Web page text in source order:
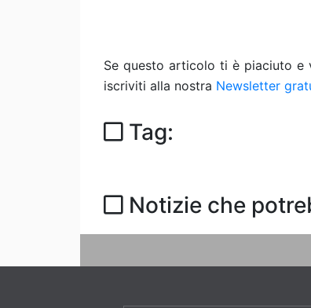
Se questo articolo ti è piaciuto e
iscriviti alla nostra Newsletter
Tag:
Notizie che